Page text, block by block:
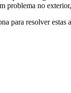
problema no
para resolver estas